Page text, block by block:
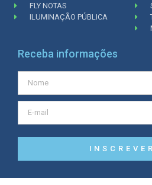
FLY NOTAS
ILUMINAÇÃO PÚBLICA
Receba informações